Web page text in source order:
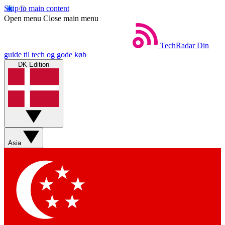
Skip to main content
Open menu Close main menu
TechRadar Din
guide til tech og gode køb
DK Edition
Asia